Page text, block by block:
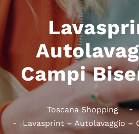
Campi
Toscana Shopping
Lavasprint – Autolavaggio –